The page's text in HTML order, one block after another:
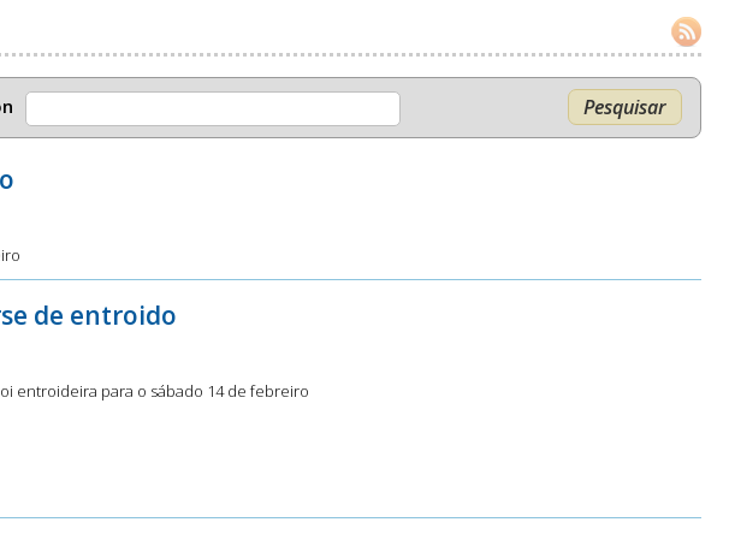
de entroido
entroideira para o sábado 14 de febreiro